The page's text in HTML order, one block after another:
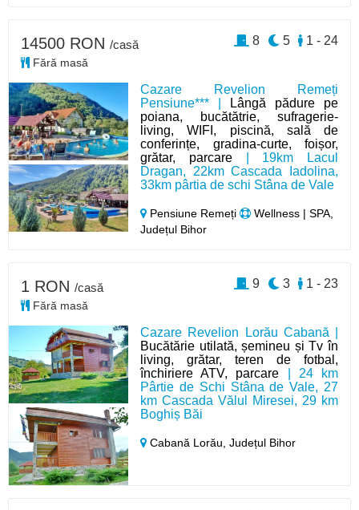
Cazare Revelion Remeți
Pensiune*** |
Lângă pădure pe
poiana, bucătătrie, sufragerie-
living, WIFI, piscină, sală de
conferințe, gradina-curte, foișor,
grătar, parcare| 19km Lacul
Dragan, 22km Cascada Iadolina,
33km pârtia de schi Stâna de Vale
Pensiune Remeți
Wellness | SPA,
Județul Bihor
14500 RON /casă
Fără masă
1 - 24
5
8
Cazare Revelion Lorău Cabană |
Bucătărie utilată, șemineu și Tv în
living, grătar, teren de fotbal,
închiriere ATV, parcare | 24 km
Pârtie de Schi Stâna de Vale, 27
km Cascada Vălul Miresei, 29 km
Boghiș Băi
Cabană Lorău,Județul Bihor
1 RON /casă
Fără masă
1 - 23
3
9